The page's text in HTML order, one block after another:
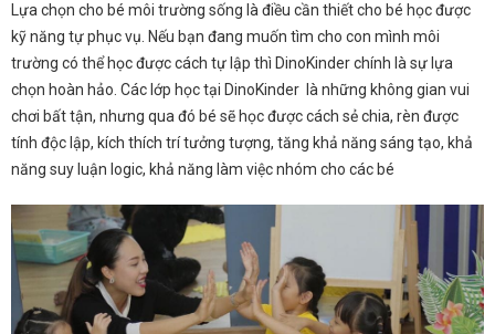
Lựa chọn cho bé môi trường sống là điều cần thiết cho bé học được
kỹ năng tự phục vụ. Nếu bạn đang muốn tìm cho con mình môi
trường có thể học được cách tự lập thì DinoKinder chính là sự lựa
chọn hoàn hảo. Các lớp học tại DinoKinder là những không gian vui
chơi bất tận, nhưng qua đó bé sẽ học được cách sẻ chia, rèn được
tính độc lập, kích thích trí tưởng tượng, tăng khả năng sáng tạo, khả
năng suy luận logic, khả năng làm việc nhóm cho các bé